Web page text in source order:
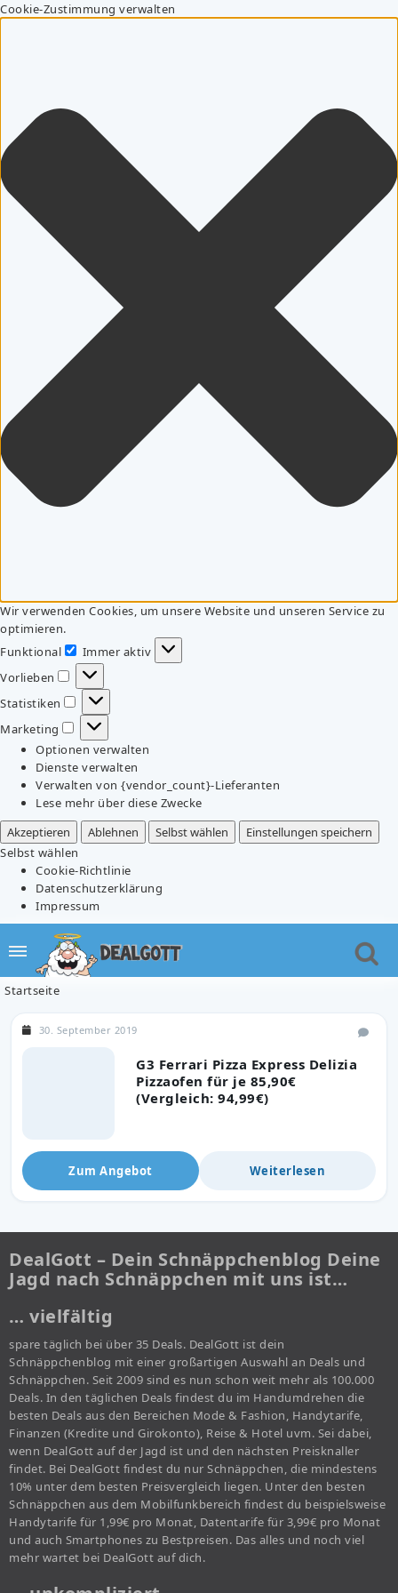
Cookie-Zustimmung verwalten
Wir verwenden Cookies, um unsere Website und unseren Service zu
optimieren.
Funktional
Funktional
Immer aktiv
Vorlieben
Vorlieben
Statistiken
Statistiken
Marketing
Marketing
Optionen verwalten
Dienste verwalten
Verwalten von {vendor_count}-Lieferanten
Lese mehr über diese Zwecke
Akzeptieren
Ablehnen Selbst wählen
Einstellungen speichern
Selbst wählen
Cookie-Richtlinie
Datenschutzerklärung
Impressum
Startseite
G3 Ferrari Pizza Express Delizia
Pizzaofen für je 85,90€
(Vergleich: 94,99€)
30. September 2019
Zum Angebot Weiterlesen
DealGott – Dein Schnäppchenblog Deine
Jagd nach Schnäppchen mit uns ist…
… vielfältig
spare täglich bei über 35 Deals. DealGott ist dein
Schnäppchenblog mit einer großartigen Auswahl an Deals und
Schnäppchen. Seit 2009 sind es nun schon weit mehr als 100.000
Deals. In den täglichen Deals findest du im Handumdrehen die
besten Deals aus den Bereichen Mode & Fashion, Handytarife,
Finanzen (Kredite und Girokonto), Reise & Hotel uvm. Sei dabei,
wenn DealGott auf der Jagd ist und den nächsten Preisknaller
findet. Bei DealGott findest du nur Schnäppchen, die mindestens
10% unter dem besten Preisvergleich liegen. Unter den besten
Schnäppchen aus dem Mobilfunkbereich findest du beispielsweise
Handytarife für 1,99€ pro Monat, Datentarife für 3,99€ pro Monat
und auch Smartphones zu Bestpreisen. Das alles und noch viel
mehr wartet bei DealGott auf dich.